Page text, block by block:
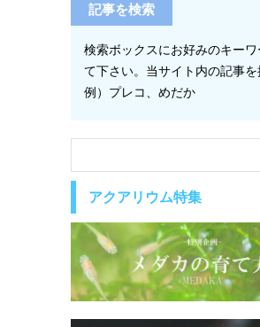
記事を検索
検索ボックスにお好みのキー
て下さい。当サイト内の記事を
例）プレコ、めだか
アクアリウム特集